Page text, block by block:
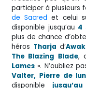
participer à plusieurs
de Sacred et celui
disponible jusqu’au 4
plus de chance
héros Tharja d’
The Blazing Blade,
Lames ». N’oubliez
Valter, Pierre de
disponible